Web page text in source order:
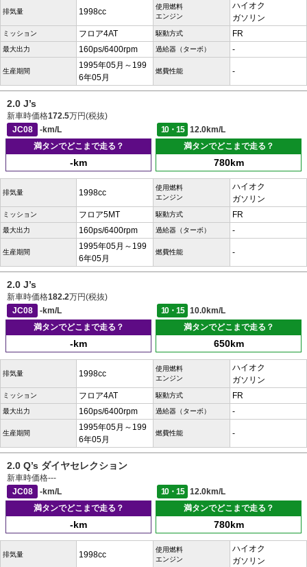
排気量 1998cc
使用燃料
エンジン
ハイオク
ガソリン
ミッション フロア4AT 駆動方式 FR
最大出力 160ps/6400rpm 過給器（ターボ） -
生産期間
1995年05月～199
6年05月
燃費性能 -
2.0 J’s
新車時価格172.5万円(税抜)
JC08
-km/L 10・15
12.0km/L
満タンでどこまで走る？
-km
満タンでどこまで走る？
780km
排気量 1998cc
使用燃料
エンジン
ハイオク
ガソリン
ミッション フロア5MT 駆動方式 FR
最大出力 160ps/6400rpm 過給器（ターボ） -
生産期間
1995年05月～199
6年05月
燃費性能 -
2.0 J’s
新車時価格182.2万円(税抜)
JC08
-km/L 10・15
10.0km/L
満タンでどこまで走る？
-km
満タンでどこまで走る？
650km
排気量 1998cc
使用燃料
エンジン
ハイオク
ガソリン
ミッション フロア4AT 駆動方式 FR
最大出力 160ps/6400rpm 過給器（ターボ） -
生産期間
1995年05月～199
6年05月
燃費性能 -
2.0 Q’s ダイヤセレクション
新車時価格---
JC08
-km/L 10・15
12.0km/L
満タンでどこまで走る？
-km
満タンでどこまで走る？
780km
排気量 1998cc
使用燃料
エンジン
ハイオク
ガソリン